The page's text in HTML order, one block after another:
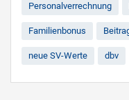
Personalverrechnung
Familienbonus
neue SV-Werte dbv